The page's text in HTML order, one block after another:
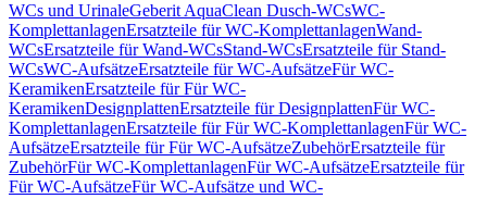
WCs und UrinaleGeberit AquaClean Dusch-WCsWC-
KomplettanlagenErsatzteile für WC-KomplettanlagenWand-
WCsErsatzteile für Wand-WCsStand-WCsErsatzteile für Stand-
WCsWC-AufsätzeErsatzteile für WC-AufsätzeFür WC-
KeramikenErsatzteile für Für WC-
KeramikenDesignplattenErsatzteile für DesignplattenFür WC-
KomplettanlagenErsatzteile für Für WC-KomplettanlagenFür WC-
AufsätzeErsatzteile für Für WC-AufsätzeZubehörErsatzteile für
ZubehörFür WC-KomplettanlagenFür WC-AufsätzeErsatzteile für
Für WC-AufsätzeFür WC-Aufsätze und WC-